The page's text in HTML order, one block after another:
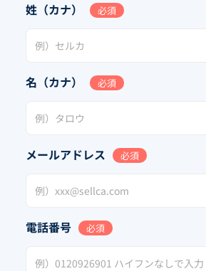
姓（カナ） 必須
名（カナ） 必須
メールアドレス 必須
電話番号 必須